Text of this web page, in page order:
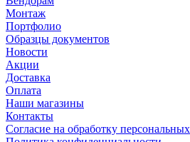
Монтаж
Портфолио
Образцы документов
Новости
Акции
Доставка
Оплата
Наши магазины
Контакты
Согласие на обработку